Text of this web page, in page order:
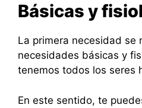
Básicas y
La primera necesidad se
necesidades básicas y
tenemos todos los seres
En este sentido, te